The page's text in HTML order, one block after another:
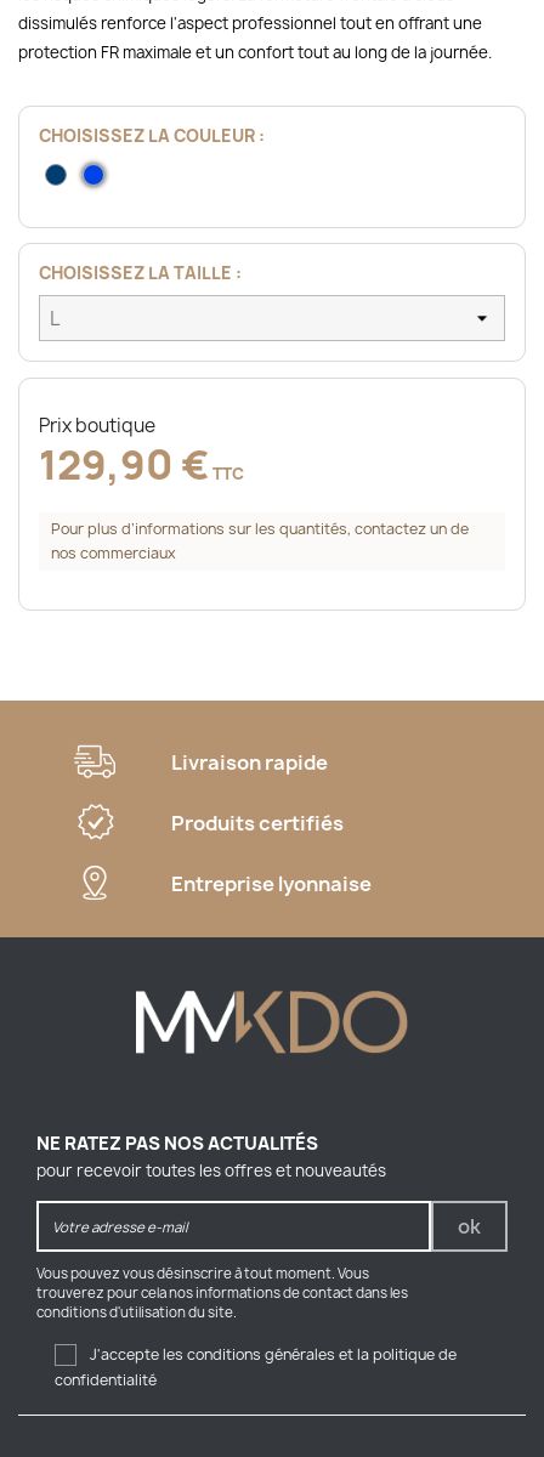
dissimulés renforce l'aspect professionnel tout en offrant une
protection FR maximale et un confort tout au long de la journée.
CHOISISSEZ LA COULEUR :
BleuBleu
CHOISISSEZ LA TAILLE :
Prix boutique
129,90 € TTC
Pour plus d’informations sur les quantités, contactez un de
nos commerciaux
Livraison rapide
Produits certifiés
Entreprise lyonnaise
NE RATEZ PAS NOS ACTUALITÉS
pour recevoir toutes les offres et nouveautés
Vous pouvez vous désinscrire à tout moment. Vous
trouverez pour cela nos informations de contact dans les
conditions d'utilisation du site.
J'accepte les conditions générales et la politique de
confidentialité